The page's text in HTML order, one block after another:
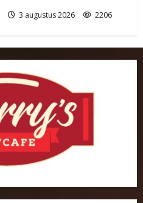
3 augustus 2026 2206